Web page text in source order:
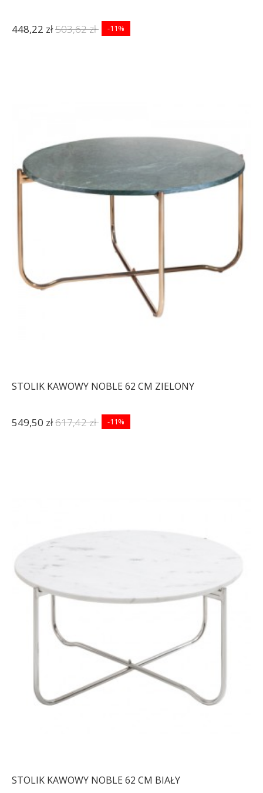
448,22 zł503,62 zł -11%
STOLIK KAWOWY NOBLE 62 CM ZIELONY
549,50 zł617,42 zł -11%
STOLIK KAWOWY NOBLE 62 CM BIAŁY